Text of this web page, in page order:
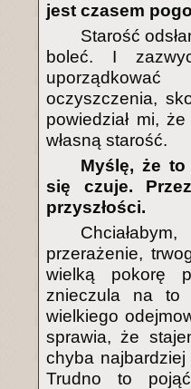
jest czasem
Starość
boleć. I
oczyszczenia,
powiedział mi,
własną starość.
Myślę, że
się czuje.
przyszłości.
przerażenie,
wielką pokorę
znieczula na to
wielkiego
sprawia, że
chyba
Trudno to